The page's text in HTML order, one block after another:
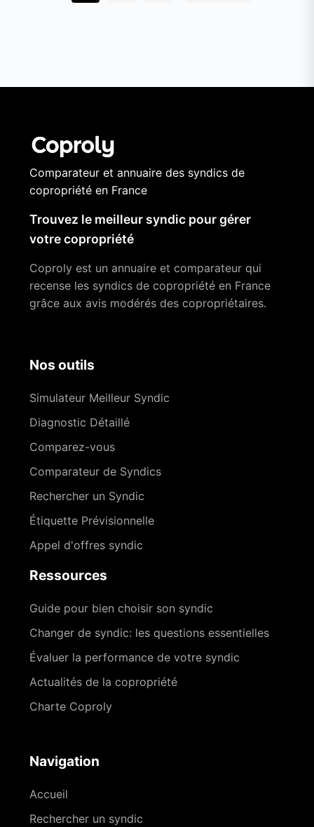
Comparateur et annuaire des syndics de
copropriété en France
Trouvez le meilleur syndic pour gérer
votre copropriété
Coproly est un annuaire et comparateur qui
recense les syndics de copropriété en France
grâce aux avis modérés des copropriétaires.
Nos outils
Simulateur Meilleur Syndic
Diagnostic Détaillé
Comparez-vous
Comparateur de Syndics
Rechercher un Syndic
Étiquette Prévisionnelle
Appel d'offres syndic
Ressources
Guide pour bien choisir son syndic
Changer de syndic: les questions essentielles
Évaluer la performance de votre syndic
Actualités de la copropriété
Charte Coproly
Navigation
Accueil
Rechercher un syndic